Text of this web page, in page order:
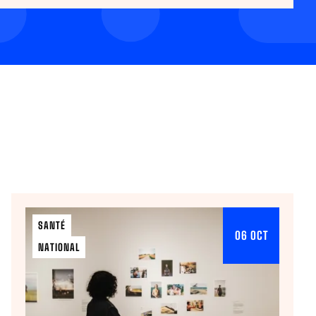
SANTÉ
NATIONAL
06 OCT